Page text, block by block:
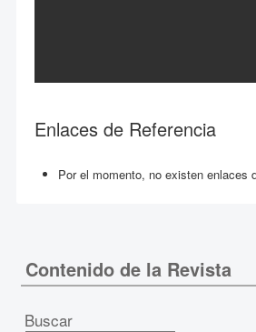
Enlaces de Referencia
Por el momento, no existen enlaces
Contenido de la Revista
Buscar